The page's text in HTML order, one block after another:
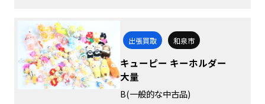
出張買取 和泉市
キューピー キーホルダー
大量
B(一般的な中古品)